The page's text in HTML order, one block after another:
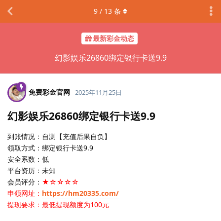
最新彩金动态
幻影娱乐26860绑定银行卡送9.9
9 / 13 条
免费彩金官网 2025年11月25日
幻影娱乐26860绑定银行卡送9.9
到账情况：自测【充值后果自负】
领取方式：绑定银行卡送9.9
安全系数：低
平台资历：未知
会员评分： ★☆☆☆☆
申领网址： https://hm20335.com/
提现要求：最低提现额度为100元